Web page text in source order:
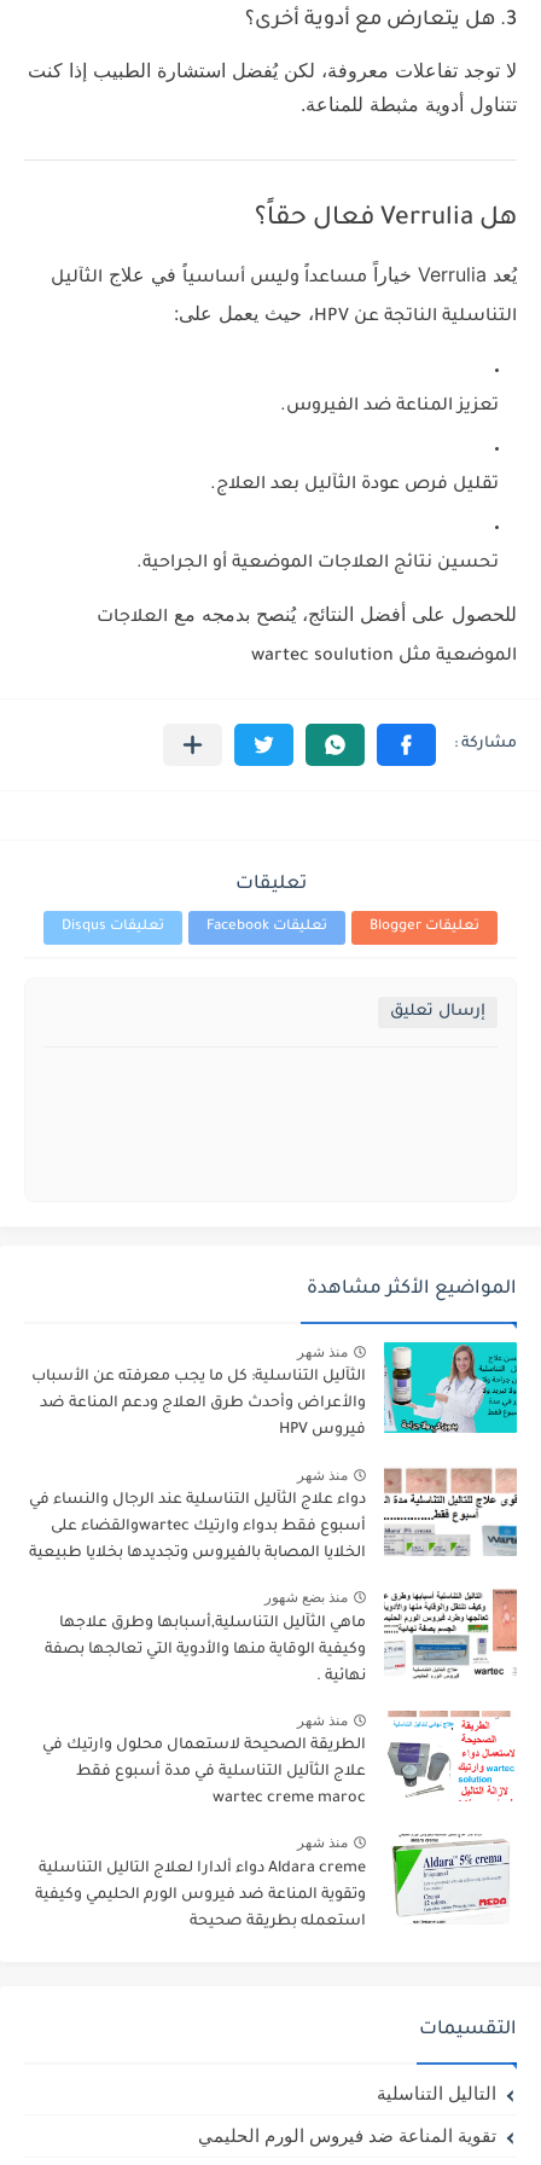
3. هل يتعارض مع أدوية أخرى؟
لا توجد تفاعلات معروفة، لكن يُفضل استشارة الطبيب إذا كنت
تتناول أدوية مثبطة للمناعة.
هل Verrulia فعال حقاً؟
يُعد Verrulia خياراً مساعداً وليس أساسياً في علاج الثآليل
التناسلية الناتجة عن HPV
، حيث يعمل على:
تعزيز المناعة ضد الفيروس.
تقليل فرص عودة الثآليل بعد العلاج.
تحسين نتائج العلاجات الموضعية أو الجراحية.
للحصول على أفضل النتائج، يُنصح بدمجه مع العلاجات
الموضعية مثل wartec soulution
تعليقات
تعليقات Blogger تعليقات Facebook تعليقات Disqus
إرسال تعليق
المواضيع الأكثر مشاهدة
منذ شهر
الثآليل التناسلية: كل ما يجب معرفته عن الأسباب
والأعراض وأحدث طرق العلاج ودعم المناعة ضد
فيروس HPV
منذ شهر
دواء علاج الثآليل التناسلية عند الرجال والنساء في
أسبوع فقط بدواء وارتيك wartecوالقضاء على
الخلايا المصابة بالفيروس وتجديدها بخلايا طبيعية
منذ بضع شهور
ماهي الثآليل التناسلية,أسبابها وطرق علاجها
وكيفية الوقاية منها والأدوية التي تعالجها بصفة
نهائية .
منذ شهر
الطريقة الصحيحة لاستعمال محلول وارتيك في
علاج الثآليل التناسلية في مدة أسبوع فقط
wartec creme maroc
منذ شهر
Aldara creme دواء ألدارا لعلاج التاليل التناسلية
وتقوية المناعة ضد فيروس الورم الحليمي وكيفية
استعمله بطريقة صحيحة
التقسيمات
التاليل التناسلية
تقوية المناعة ضد فيروس الورم الحليمي